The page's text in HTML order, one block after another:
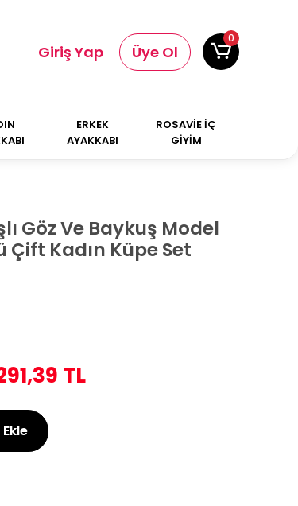
Giriş Yap Üye Ol
0
ERKEK
AYAKKABI
ROSAVİE İÇ
GİYİM
Göz Ve Baykuş Model
Çift Kadın Küpe Set
TL